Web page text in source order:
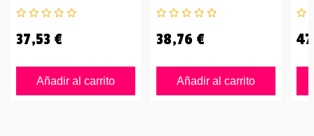
Tabletas De 100gr
37,53 €
Añadir al carrito
38,76 €
Añadir al carrito